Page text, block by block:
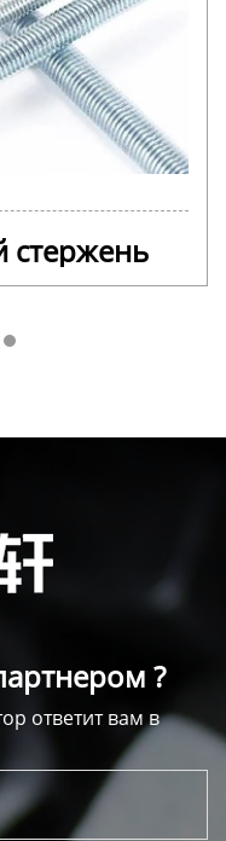
стержень
?
ответит вам в